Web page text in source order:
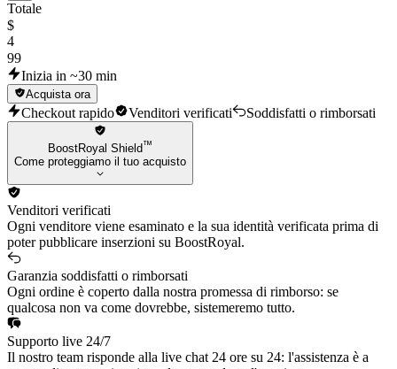
Totale
$
4
99
Inizia in ~30 min
Acquista ora
Checkout rapido Venditori verificati Soddisfatti o rimborsati
BoostRoyal Shield™
Come proteggiamo il tuo acquisto
Venditori verificati
Ogni venditore viene esaminato e la sua identità verificata prima di
poter pubblicare inserzioni su BoostRoyal.
Garanzia soddisfatti o rimborsati
Ogni ordine è coperto dalla nostra promessa di rimborso: se
qualcosa non va come dovrebbe, sistemeremo tutto.
Supporto live 24/7
Il nostro team risponde alla live chat 24 ore su 24: l'assistenza è a